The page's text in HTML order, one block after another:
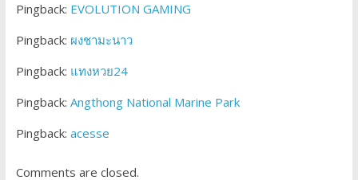
Pingback: EVOLUTION GAMING
Pingback: ผงชามะนาว
Pingback: แทงหวย24
Pingback: Angthong National Marine Park
Pingback: acesse
Comments are closed.